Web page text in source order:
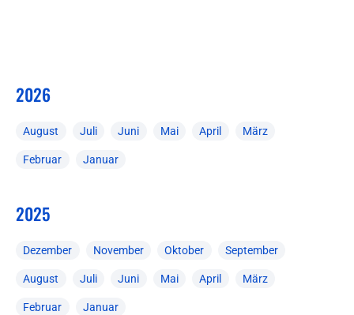
2026
August Juli Juni Mai April März
Februar Januar
2025
Dezember November Oktober September
August Juli Juni Mai April März
Februar Januar